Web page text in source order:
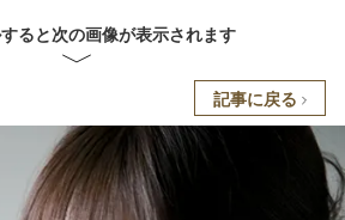
ると次の画像が表示されます
記事に戻る